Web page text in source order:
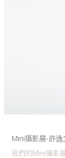
Mini攝影展-許逸
我們的Mini攝影